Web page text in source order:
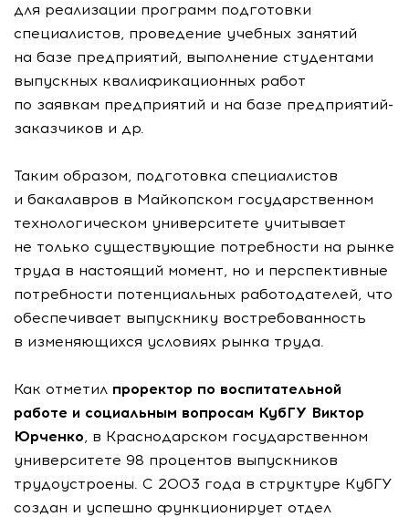
для реализации программ подготовки
специалистов, проведение учебных занятий
на базе предприятий, выполнение студентами
выпускных квалификационных работ
по заявкам предприятий и на базе предприятий-
заказчиков и др.
Таким образом, подготовка специалистов
и бакалавров в Майкопском государственном
технологическом университете учитывает
не только существующие потребности на рынке
труда в настоящий момент, но и перспективные
потребности потенциальных работодателей, что
обеспечивает выпускнику востребованность
в изменяющихся условиях рынка труда.
Как отметил проректор по воспитательной
работе и социальным вопросам КубГУ Виктор
Юрченко, в Краснодарском государственном
университете 98 процентов выпускников
трудоустроены. С 2003 года в структуре КубГУ
создан и успешно функционирует отдел